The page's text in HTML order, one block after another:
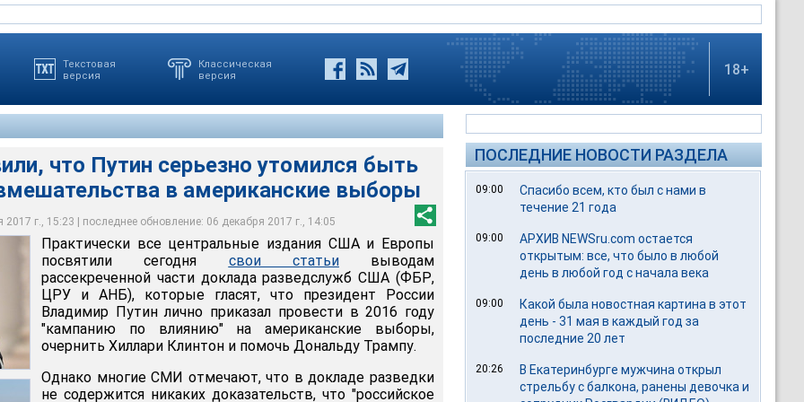
Текстовая
версия
Классическая
версия
18+
что Путин серьезно утомился быть
в американские выборы
г., 15:23 | последнее обновление: 06 декабря 2017 г., 14:05
США в адрес Москвы в кибератаках с "охотой на
не известно об истинных доводах авторов американского
подчеркнул, что в Кремле пока не знают о реакции
США Дональда Трампа на представленные американскими
о якобы причастности РФ к хакерским атакам на США
Практически все центральные издания США и Европы
посвятили сегодня свои статьивыводам
рассекреченной части доклада разведслужб США (ФБР,
ЦРУ и АНБ), которые гласят, что президент России
Владимир Путин лично приказал провести в 2016 году
"кампанию по влиянию" на американские выборы,
очернить Хиллари Клинтон и помочь Дональду Трампу.
Однако многие СМИ отмечают, что в докладе разведки
не содержится никаких доказательств, что "российское
ПОСЛЕДНИЕ НОВОСТИ РАЗДЕЛА
09:00
Спасибо всем, кто был с нами в
течение 21 года
09:00
АРХИВ NEWSru.com остается
открытым: все, что было в любой
день в любой год с начала века
09:00
Какой была новостная картина в этот
день - 31 мая в каждый год за
последние 20 лет
20:26
В Екатеринбурге мужчина открыл
стрельбу с балкона, ранены девочка и